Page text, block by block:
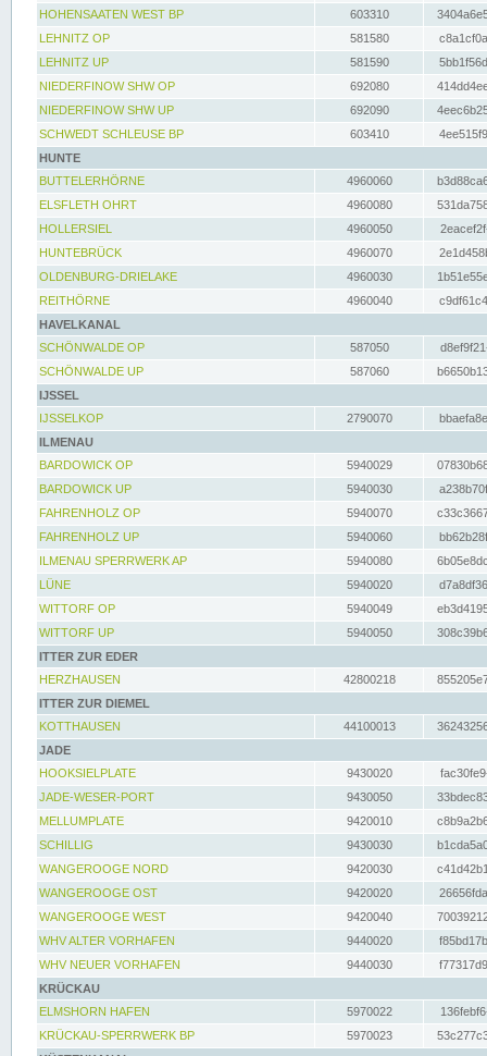
HOHENSAATEN WEST BP
603310
LEHNITZ OP
581580
LEHNITZ UP
581590
NIEDERFINOW SHW OP
692080
NIEDERFINOW SHW UP
692090
SCHWEDT SCHLEUSE BP
603410
HUNTE
BUTTELERHÖRNE
4960060
ELSFLETH OHRT
4960080
HOLLERSIEL
4960050
HUNTEBRÜCK
4960070
OLDENBURG-DRIELAKE
4960030
REITHÖRNE
4960040
HAVELKANAL
SCHÖNWALDE OP
587050
SCHÖNWALDE UP
587060
IJSSEL
IJSSELKOP
2790070
ILMENAU
BARDOWICK OP
5940029
BARDOWICK UP
5940030
FAHRENHOLZ OP
5940070
FAHRENHOLZ UP
5940060
ILMENAU SPERRWERK AP
5940080
LÜNE
5940020
WITTORF OP
5940049
WITTORF UP
5940050
ITTER ZUR EDER
HERZHAUSEN
42800218
ITTER ZUR DIEMEL
KOTTHAUSEN
44100013
JADE
HOOKSIELPLATE
9430020
JADE-WESER-PORT
9430050
MELLUMPLATE
9420010
SCHILLIG
9430030
WANGEROOGE NORD
9420030
WANGEROOGE OST
9420020
WANGEROOGE WEST
9420040
WHV ALTER VORHAFEN
9440020
WHV NEUER VORHAFEN
9440030
KRÜCKAU
ELMSHORN HAFEN
5970022
KRÜCKAU-SPERRWERK BP
5970023